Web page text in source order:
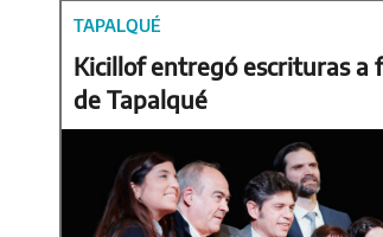
TAPALQUÉ
Kicillof entregó escrituras a
de Tapalqué